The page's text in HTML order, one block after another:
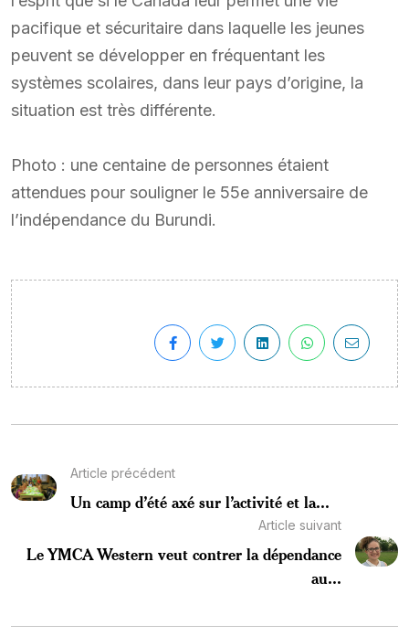
pacifique et sécuritaire dans laquelle les jeunes
peuvent se développer en fréquentant les
systèmes scolaires, dans leur pays d’origine, la
situation est très différente.
Photo : une centaine de personnes étaient
attendues pour souligner le 55e anniversaire de
l’indépendance du Burundi.
Article précédent
Un camp d’été axé sur l’activité et la...
Article suivant
Le YMCA Western veut contrer la dépendance
au...